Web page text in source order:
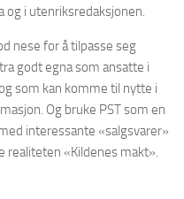
i utenriksredaksjonen.
nese for å tilpasse seg
godt egna som ansatte i
som kan komme til nytte i
Og bruke PST som en
interessante «salgsvarer»
«Kildenes makt».